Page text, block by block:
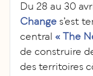
Du 28 au 30
Change s’est
central « The
de construire
des territoires